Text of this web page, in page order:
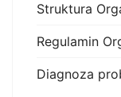
Struktura
Regulamin
Diagnoza